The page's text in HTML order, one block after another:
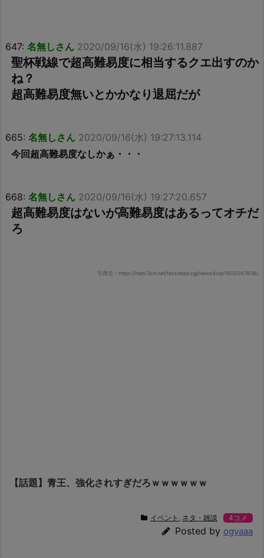
647: 名無しさん 2020/09/16(水) 19:26:11.887
聖杯戦線で超高難易度に相当するクエ出すのか
ね？
超高難易度無いとかかなり退屈だが
665: 名無しさん 2020/09/16(水) 19:27:13.114
今回超高難易度なしかぁ・・・
668: 名無しさん 2020/09/16(水) 19:27:20.657
超高難易度はないが高難易度はあるってオチだ
ろ
引用元：https://hebi.5ch.net/test/read.cgi/news4vip/1600247656/
【話題】青王、強化されすぎだろｗｗｗｗｗｗ
イベント ネタ・雑談 4コメ
Posted by ogyaaa